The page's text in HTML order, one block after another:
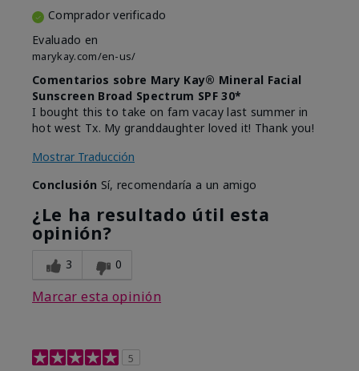
Comprador verificado
Evaluado en
marykay.com/en-us/
Comentarios sobre Mary Kay® Mineral Facial
Sunscreen Broad Spectrum SPF 30*
I bought this to take on fam vacay last summer in
hot west Tx. My granddaughter loved it! Thank you!
Mostrar Traducción
Conclusión Sí, recomendaría a un amigo
¿Le ha resultado útil esta
opinión?
3 0
Marcar esta opinión
5